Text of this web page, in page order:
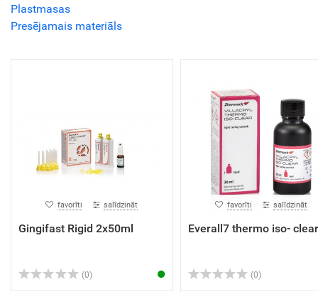
Plastmasas
Presējamais materiāls
favorīti salīdzināt
Gingifast Rigid 2x50ml
(0)
favorīti salīdzināt
Everall7 thermo iso- clear
(0)